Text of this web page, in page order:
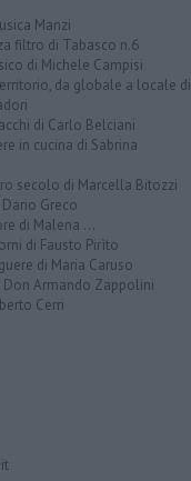
Manzi
filtro di Tabasco n.6
di Michele Campisi
da globale a locale di
di Carlo Belciani
in cucina di Sabrina
secolo di Marcella Bitozzi
Greco
di Malena ...
di Fausto Pirìto
di Maria Caruso
Don Armando Zappolini
Cerri